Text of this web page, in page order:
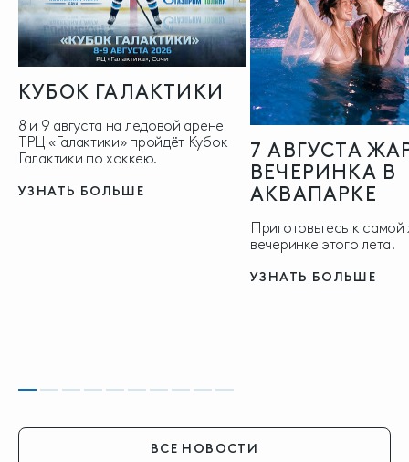
КУБОК ГАЛАКТИКИ
8 и 9 августа на ледовой арене
ТРЦ «Галактики» пройдёт Кубок
Галактики по хоккею.
УЗНАТЬ БОЛЬШЕ
7 АВГУСТА
ВЕЧЕРИНКА В
АКВАПАРКЕ
Приготовьтесь к
вечеринке этого лета!
УЗНАТЬ БОЛЬШЕ
ВСЕ НОВОСТИ